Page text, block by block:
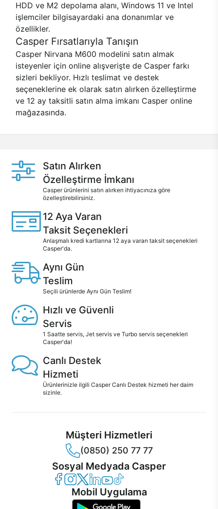
HDD ve M2 depolama alanı, Windows 11 ve Intel
işlemciler bilgisayardaki ana donanımlar ve
özellikler.
Casper Fırsatlarıyla Tanışın
Casper Nirvana M600 modelini satın almak
isteyenler için online alışverişte de Casper farkı
sizleri bekliyor. Hızlı teslimat ve destek
seçeneklerine ek olarak satın alırken özelleştirme
ve 12 ay taksitli satın alma imkanı Casper online
mağazasında.
Satın Alırken
Özelleştirme İmkanı
Casper ürünlerini satın alırken ihtiyacınıza göre
özelleştirebilirsiniz.
12 Aya Varan
Taksit Seçenekleri
Anlaşmalı kredi kartlarına 12 aya varan taksit seçenekleri
Casper'da.
Aynı Gün
Teslim
Seçili ürünlerde Aynı Gün Teslim!
Hızlı ve Güvenli
Servis
1 Saatte servis, Jet servis ve Turbo servis seçenekleri
Casper'da!
Canlı Destek
Hizmeti
Ürünlerinizle ilgili Casper Canlı Destek hizmeti her daim
sizinle.
Müşteri Hizmetleri
(0850) 250 77 77
Sosyal Medyada Casper
Casper Facebook
Casper Instagram
Casper Twitter
Casper LinkedIn
Casper YouTube
Casper TikTok
Mobil Uygulama